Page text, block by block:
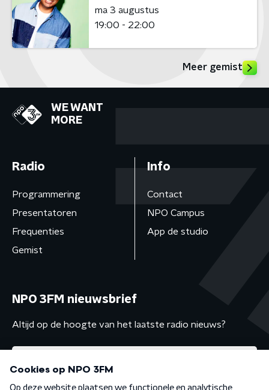
ma 3 augustus
19:00 - 22:00
Meer gemist
WE WANT
MORE
Radio
Programmering
Presentatoren
Frequenties
Gemist
Info
Contact
NPO Campus
App de studio
NPO 3FM nieuwsbrief
Altijd op de hoogte van het laatste radio nieuws?